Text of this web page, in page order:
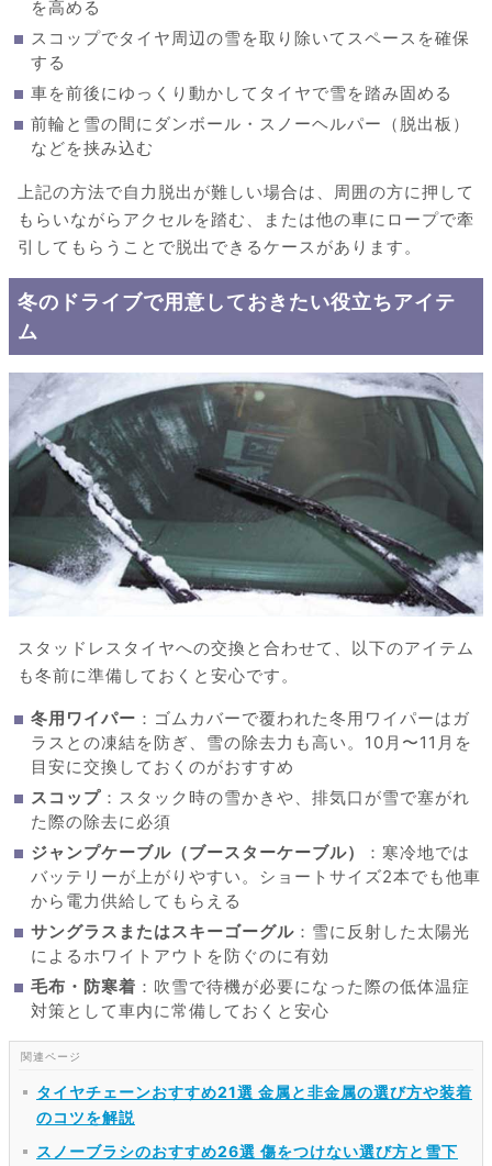
を高める
スコップでタイヤ周辺の雪を取り除いてスペースを確保
する
車を前後にゆっくり動かしてタイヤで雪を踏み固める
前輪と雪の間にダンボール・スノーヘルパー（脱出板）
などを挟み込む
上記の方法で自力脱出が難しい場合は、周囲の方に押して
もらいながらアクセルを踏む、または他の車にロープで牽
引してもらうことで脱出できるケースがあります。
冬のドライブで用意しておきたい役立ちアイテ
ム
スタッドレスタイヤへの交換と合わせて、以下のアイテム
も冬前に準備しておくと安心です。
冬用ワイパー ：ゴムカバーで覆われた冬用ワイパーはガ
ラスとの凍結を防ぎ、雪の除去力も高い。10月〜11月を
目安に交換しておくのがおすすめ
スコップ ：スタック時の雪かきや、排気口が雪で塞がれ
た際の除去に必須
ジャンプケーブル（ブースターケーブル）
：寒冷地では
バッテリーが上がりやすい。ショートサイズ2本でも他車
から電力供給してもらえる
サングラスまたはスキーゴーグル ：雪に反射した太陽光
によるホワイトアウトを防ぐのに有効
毛布・防寒着 ：吹雪で待機が必要になった際の低体温症
対策として車内に常備しておくと安心
タイヤチェーンおすすめ21選 金属と非金属の選び方や装着
のコツを解説
スノーブラシのおすすめ26選 傷をつけない選び方と雪下